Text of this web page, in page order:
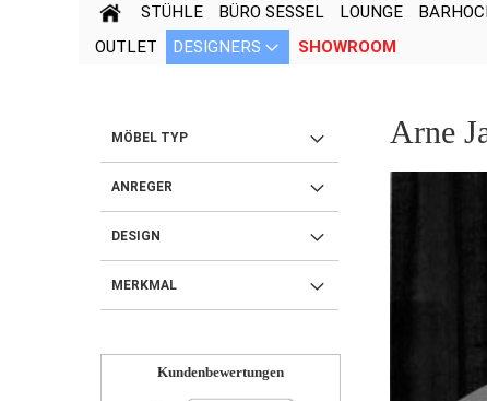
STÜHLE BÜRO SESSEL LOUNGE
OUTLET
DESIGNERS SHOWROOM
Arne
MÖBEL TYP
ANREGER
DESIGN
MERKMAL
Kundenbewertungen